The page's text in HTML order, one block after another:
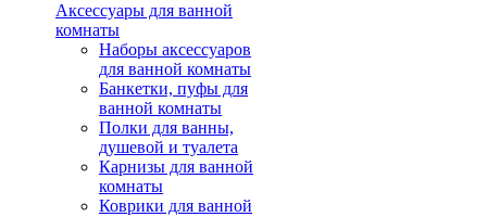
Аксессуары для ванной
комнаты
Наборы аксессуаров
для ванной комнаты
Банкетки, пуфы для
ванной комнаты
Полки для ванны,
душевой и туалета
Карнизы для ванной
комнаты
Коврики для ванной